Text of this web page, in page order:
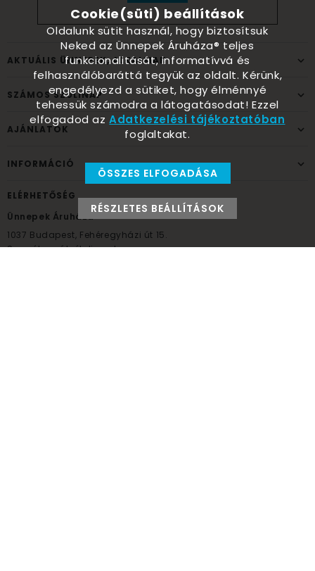
AKTUÁLIS ÜNNEPEK, ALKALMAK
SZÁMOS SZÜLINAP
AJÁNLATOK
INFORMÁCIÓ
ELÉRHETŐSÉG
Ünnepek Áruháza
1037 Budapest, Fehéregyházi út 15.
Személyes átvételi pont
Cookie(süti) beállítások
Oldalunk sütit használ, hogy biztosítsuk
Neked az Ünnepek Áruháza® teljes
funkcionalitását, informatívvá és
felhasználóbaráttá tegyük az oldalt. Kérünk,
engedélyezd a sütiket, hogy élménnyé
tehessük számodra a látogatásodat! Ezzel
elfogadod azAdatkezelési tájékoztatóban
foglaltakat.
ÖSSZES ELFOGADÁSA
RÉSZLETES BEÁLLÍTÁSOK